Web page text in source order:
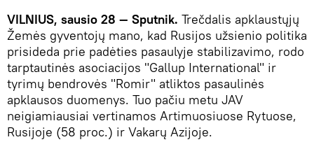
VILNIUS, sausio 28 — Sputnik. Trečdalis apklaustųjų
Žemės gyventojų mano, kad Rusijos užsienio politika
prisideda prie padėties pasaulyje stabilizavimo, rodo
tarptautinės asociacijos "Gallup International" ir
tyrimų bendrovės "Romir" atliktos pasaulinės
apklausos duomenys. Tuo pačiu metu JAV
neigiamiausiai vertinamos Artimuosiuose Rytuose,
Rusijoje (58 proc.) ir Vakarų Azijoje.